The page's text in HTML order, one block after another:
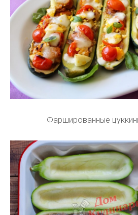
Фаршированные